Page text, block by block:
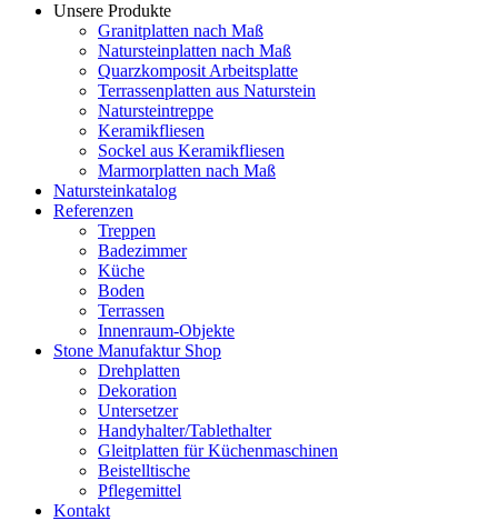
Unsere Produkte
Granitplatten nach Maß
Natursteinplatten nach Maß
Quarzkomposit Arbeitsplatte
Terrassenplatten aus Naturstein
Natursteintreppe
Keramikfliesen
Sockel aus Keramikfliesen
Marmorplatten nach Maß
Natursteinkatalog
Referenzen
Treppen
Badezimmer
Küche
Boden
Terrassen
Innenraum-Objekte
Stone Manufaktur Shop
Drehplatten
Dekoration
Untersetzer
Handyhalter/Tablethalter
Gleitplatten für Küchenmaschinen
Beistelltische
Pflegemittel
Kontakt